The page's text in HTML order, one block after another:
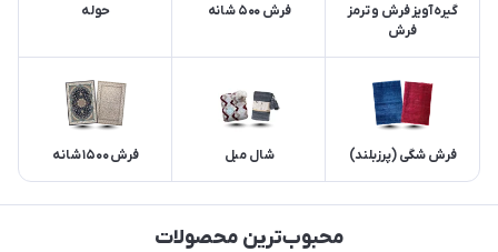
گیره آویز فرش و ترمز
فرش
فرش 500 شانه حوله
فرش شگی (پرزبلند) شال مبل فرش 1500 شانه
محبوب‌ترین محصولات